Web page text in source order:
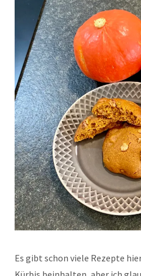
Es gibt schon viele Rezepte